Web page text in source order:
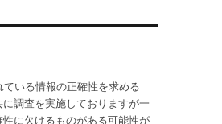
ている情報の正確性を求める
調査を実施しておりますが一
に欠けるものがある可能性が